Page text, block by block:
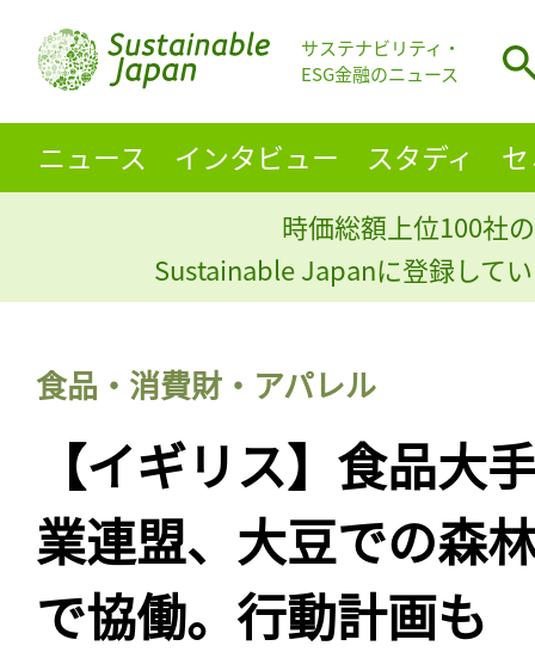
サステナビリティ・
ESG金融のニュース
ニュース インタビュー スタディ
時価総額上位100社
Sustainable Japanに登録して
食品・消費財・アパレル
【イギリス】食品大
業連盟、大豆での森
で協働。行動計画も